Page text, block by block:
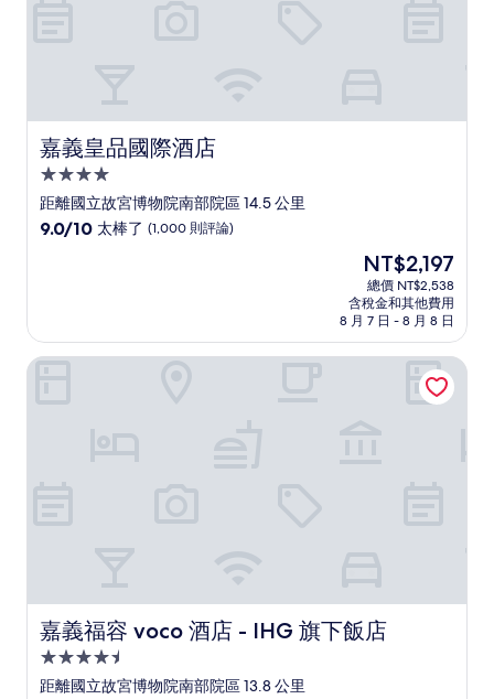
嘉義皇品國際酒店
嘉義皇品國際酒店
4.0
星
級
距離國立故宮博物院南部院區 14.5 公里
9.0
太
棒
9.0/10 太棒了 (1,000 則評論)
現
在
價
格
為
NT$2,197
NT$2,197
總價 NT$2,538
含稅金和其他費用
8 月 7 日 - 8 月 8 日
嘉義福容 voco 酒店 - IHG 旗下飯店
嘉義福容 voco 酒店 - IHG 旗下飯店
4.5
星
距離國立故宮博物院南部院區 13.8 公里
嘉義福容 voco 酒店 - IHG 旗下飯店